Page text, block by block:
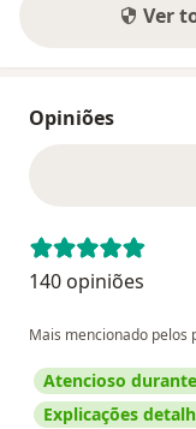
Ver
Opiniões
140 opiniões
Mais mencionado pelos
Atencioso
Explicações